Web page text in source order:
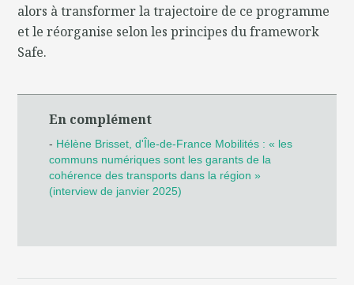
alors à transformer la trajectoire de ce programme
et le réorganise selon les principes du framework
Safe.
En complément
- Hélène Brisset, d'Île-de-France Mobilités : « les
communs numériques sont les garants de la
cohérence des transports dans la région »
(interview de janvier 2025)